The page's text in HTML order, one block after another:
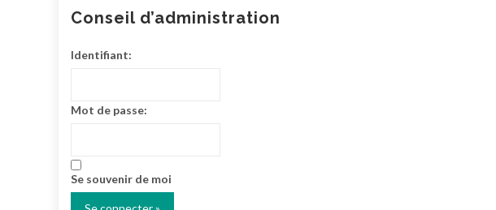
Conseil d’administration
Identifiant:
Mot de passe:
Se souvenir de moi